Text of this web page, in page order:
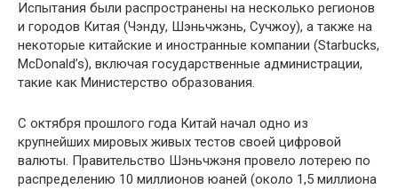
Испытания были распространены на несколько регионов
и городов Китая (Чэнду, Шэньчжэнь, Сучжоу), а также на
некоторые китайские и иностранные компании (Starbucks,
McDonald’s), включая государственные администрации,
такие как Министерство образования.
С октября прошлого года Китай начал одно из
крупнейших мировых живых тестов своей цифровой
валюты. Правительство Шэньчжэня провело лотерею по
распределению 10 миллионов юаней (около 1,5 миллиона